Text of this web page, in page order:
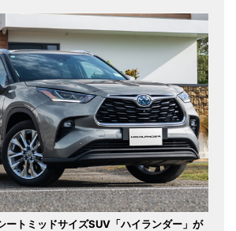
ートミッドサイズSUV「ハイランダー」が